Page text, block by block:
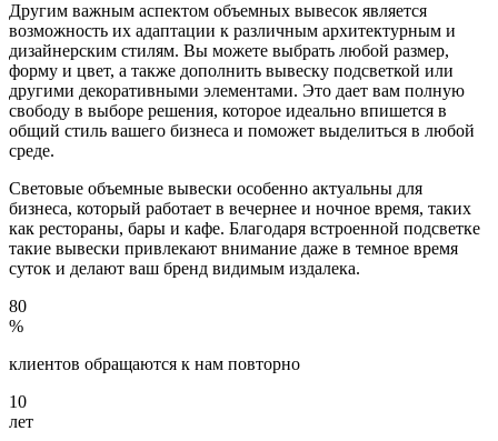
Другим важным аспектом объемных вывесок является
возможность их адаптации к различным архитектурным и
дизайнерским стилям. Вы можете выбрать любой размер,
форму и цвет, а также дополнить вывеску подсветкой или
другими декоративными элементами. Это дает вам полную
свободу в выборе решения, которое идеально впишется в
общий стиль вашего бизнеса и поможет выделиться в любой
среде.
Световые объемные вывески особенно актуальны для
бизнеса, который работает в вечернее и ночное время, таких
как рестораны, бары и кафе. Благодаря встроенной подсветке
такие вывески привлекают внимание даже в темное время
суток и делают ваш бренд видимым издалека.
80
%
клиентов обращаются к нам повторно
10
лет